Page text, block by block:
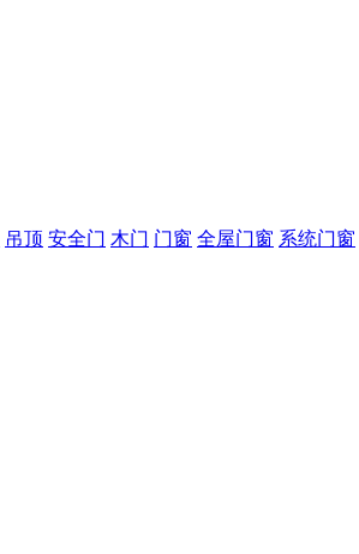
吊顶 安全门 木门 门窗 全屋门窗 系统门窗